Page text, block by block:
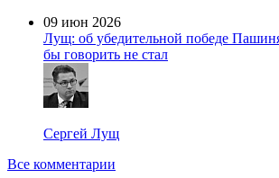
09 июн 2026
Лущ: об убедительной победе
бы говорить не стал
Сергей Лущ
Все комментарии